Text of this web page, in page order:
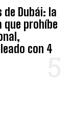
Dubái: la
prohíbe
con 4